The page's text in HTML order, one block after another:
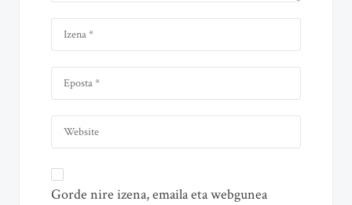
Gorde nire izena, emaila eta webgunea